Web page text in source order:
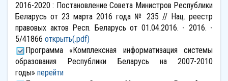
2016-2020 : Постановление Совета Министров Республики
Беларусь от 23 марта 2016 года № 235 // Нац. реестр
правовых актов Респ. Беларусь от 01.04.2016. - 2016. -
5/41866 открыть(.pdf)
Программа «Комплексная информатизация системы
образования Республики Беларусь на 2007-2010
годы» перейти